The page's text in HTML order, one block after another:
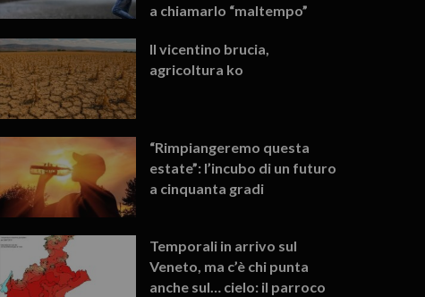
a chiamarlo “maltempo”
Il vicentino brucia,
agricoltura ko
“Rimpiangeremo questa
estate”: l’incubo di un futuro
a cinquanta gradi
Temporali in arrivo sul
Veneto, ma c’è chi punta
anche sul… cielo: il parroco